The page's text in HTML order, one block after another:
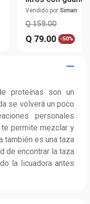
caliente
Vendido por Siman
Q 159.00
Q 79.00 -50%
proteínas son un
se volverá un poco
personales
te permite mezclar y
también es una taza
de encontrar la taza
la licuadora antes